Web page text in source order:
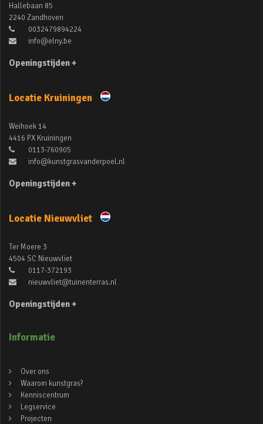
Hallebaan 85
2240 Zandhoven
0032479894224
info@elny.be
Openingstijden +
Locatie Kruiningen
Weihoek 14
4416 PX Kruiningen
0113-760905
info@kunstgrasvanderpoel.nl
Openingstijden +
Locatie Nieuwvliet
Ter Moere 3
4504 SC Nieuwvliet
0117-372193
nieuwvliet@tuinenterras.nl
Openingstijden +
Informatie
Over ons
Waarom kunstgras?
Kenniscentrum
Legservice
Projecten